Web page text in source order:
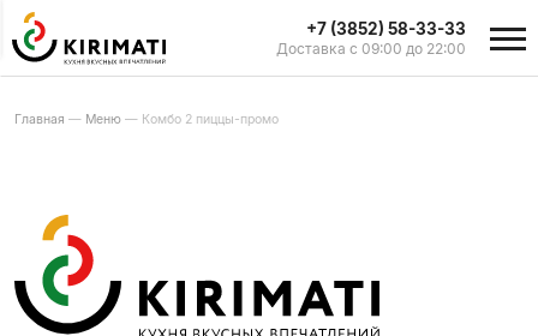
+7 (3852) 58-33-33
Доставка с 09:00 до 22:00
Главная — Меню — Комбо 2 пиццы-промо